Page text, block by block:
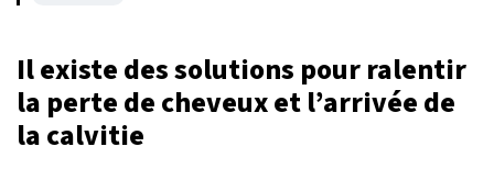
Il existe des solutions pour ralentir
la perte de cheveux et l’arrivée de
la calvitie